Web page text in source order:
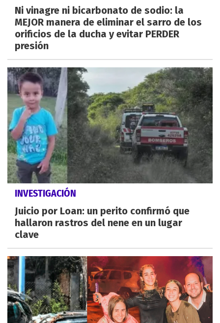
Ni vinagre ni bicarbonato de sodio: la
MEJOR manera de eliminar el sarro de los
orificios de la ducha y evitar PERDER
presión
INVESTIGACIÓN
Juicio por Loan: un perito confirmó que
hallaron rastros del nene en un lugar
clave